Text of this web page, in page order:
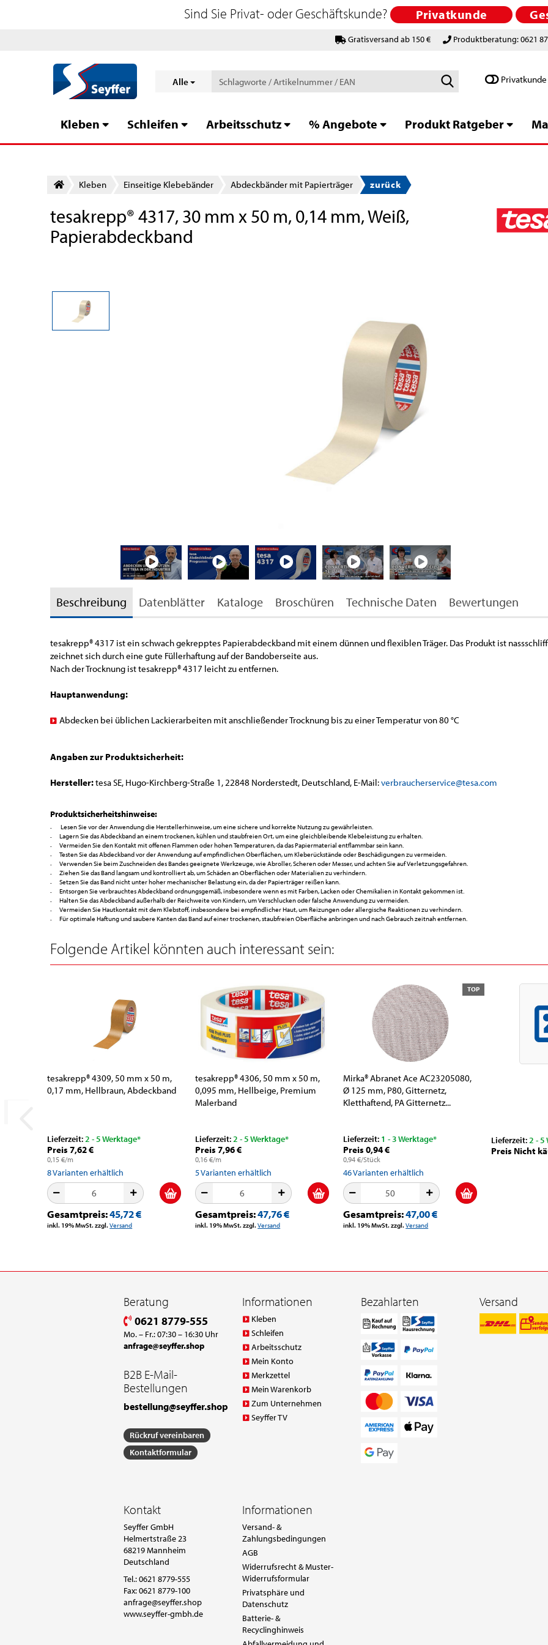
Gratisversand ab 150 € Produktberatung: 0621
Alle
Schlagworte
EAN
Privatkunde
Sind Sie Privat- oder Geschäftskunde? Privatkunde
Kleben Schleifen Arbeitsschutz % Angebote Produkt Ratgeber
Kleben Einseitige Klebebänder Abdeckbänder mit Papierträger zurück
tesakrepp® 4317, 30 mm x 50 m, 0,14 mm, Weiß,
Papierabdeckband
Beschreibung Datenblätter Kataloge Broschüren Technische Daten Bewertungen
tesakrepp®4317 ist ein schwach gekrepptes Papierabdeckband mit einem dünnen und flexiblen Träger. Das Produkt ist
zeichnet sich durch eine gute Füllerhaftung auf der Bandoberseite aus.
Nach der Trocknung ist tesakrepp®4317 leicht zu entfernen.
Hauptanwendung:
Abdecken bei üblichen Lackierarbeiten mit anschließender Trocknung bis zu einer Temperatur von 80 °C
Angaben zur Produktsicherheit:
Hersteller:tesa SE, Hugo-Kirchberg-Straße 1, 22848 Norderstedt, Deutschland, E-Mail:verbraucherservice@tesa.com
Produktsicherheitshinweise:
Lesen Sie vor der Anwendung die Herstellerhinweise, um eine sichere und korrekte Nutzung zu gewährleisten.
Lagern Sie das Abdeckband an einem trockenen, kühlen und staubfreien Ort, um eine gleichbleibende Klebeleistung zu erhalten.
Vermeiden Sie den Kontakt mit offenen Flammen oder hohen Temperaturen, da das Papiermaterial entflammbar sein kann.
Testen Sie das Abdeckband vor der Anwendung auf empfindlichen Oberflächen, um Kleberückstände oder Beschädigungen zu vermeiden.
Verwenden Sie beim Zuschneiden des Bandes geeignete Werkzeuge, wie Abroller, Scheren oder Messer, und achten Sie auf Verletzungsgefahren.
Ziehen Sie das Band langsam und kontrolliert ab, um Schäden an Oberflächen oder Materialien zu verhindern.
Setzen Sie das Band nicht unter hoher mechanischer Belastung ein, da der Papierträger reißen kann.
Entsorgen Sie verbrauchtes Abdeckband ordnungsgemäß, insbesondere wenn es mit Farben, Lacken oder Chemikalien in Kontakt gekommen ist.
Halten Sie das Abdeckband außerhalb der Reichweite von Kindern, um Verschlucken oder falsche Anwendung zu vermeiden.
Vermeiden Sie Hautkontakt mit dem Klebstoff, insbesondere bei empfindlicher Haut, um Reizungen oder allergische Reaktionen zu verhindern.
Für optimale Haftung und saubere Kanten das Band auf einer trockenen, staubfreien Oberfläche anbringen und nach Gebrauch zeitnah entfernen.
Folgende Artikel könnten auch interessant sein:
tesakrepp® 4309, 50 mm x 50 m,
0,17 mm, Hellbraun, Abdeckband
Lieferzeit:2 - 5 Werktage*
Preis 7,62 €
0,15 €/m
8Varianten erhältlich
Gesamtpreis:45,72 €
inkl. 19% MwSt. zzgl.Versand
tesakrepp® 4306, 50 mm x 50 m,
0,095 mm, Hellbeige, Premium
Malerband
Lieferzeit:2 - 5 Werktage*
Preis 7,96 €
0,16 €/m
5Varianten erhältlich
Gesamtpreis:47,76 €
inkl. 19% MwSt. zzgl.Versand
TOP
Mirka® Abranet Ace AC23205080,
Ø 125 mm, P80, Gitternetz,
Kletthaftend, PA Gitternetz...
Lieferzeit: 1 - 3 Werktage*
Preis 0,94 €
0,94 €/Stück
46Varianten erhältlich
Gesamtpreis:47,00 €
inkl. 19% MwSt. zzgl.Versand
Lieferzeit:2 - 5
Preis Nicht
Beratung
0621 8779-555
Mo. – Fr.: 07:30 – 16:30 Uhr
anfrage@seyffer.shop
B2B E-Mail-
Bestellungen
bestellung@seyffer.shop
Rückruf vereinbaren
Kontaktformular
Informationen
Kleben
Schleifen
Arbeitsschutz
Mein Konto
Merkzettel
Mein Warenkorb
Zum Unternehmen
Seyffer TV
Bezahlarten Versand
Kontakt
Seyffer GmbH
Helmertstraße 23
68219 Mannheim
Deutschland
Tel.:0621 8779-555
Fax: 0621 8779-100
anfrage@seyffer.shop
www.seyffer-gmbh.de
Informationen
Versand- &
Zahlungsbedingungen
AGB
Widerrufsrecht & Muster-
Widerrufsformular
Privatsphäre und
Datenschutz
Batterie- &
Recyclinghinweis